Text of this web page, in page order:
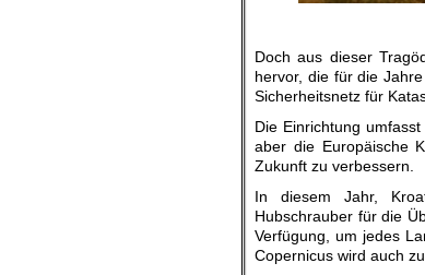
Doch aus dieser
hervor, die für die
Sicherheitsnetz für
Die Einrichtung
aber die Europäische
Zukunft zu verbessern.
In diesem Jahr,
Hubschrauber für die
Verfügung, um jedes
Copernicus wird auch